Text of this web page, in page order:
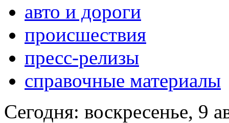
авто и дороги
происшествия
пресс-релизы
справочные материалы
Сегодня: воскресенье, 9